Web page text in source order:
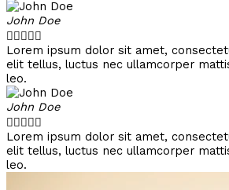
John Doe

Lorem ipsum dolor sit amet,
elit tellus, luctus nec ullamcorper
leo.
John Doe

Lorem ipsum dolor sit amet,
elit tellus, luctus nec ullamcorper
leo.